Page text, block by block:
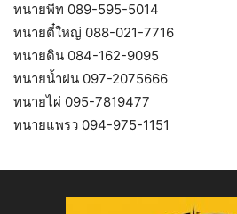
ทนายพีท 089-595-5014
ทนายตี๋ใหญ่ 088-021-7716
ทนายดิน 084-162-9095
ทนายน้ำฝน 097-2075666
ทนายไผ่ 095-7819477
ทนายแพรว 094-975-1151